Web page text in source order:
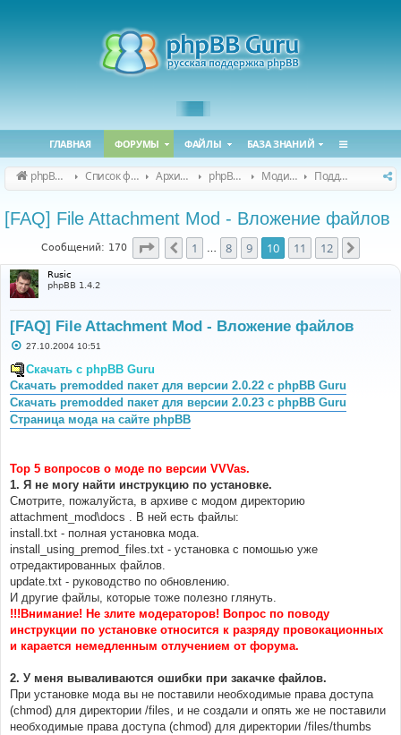
ГЛАВНАЯ ФОРУМЫ ФАЙЛЫ БАЗА ЗНАНИЙ
phpBB Guru Список форумов Архивные форумы phpBB 2.0.x (архив) Модификация phpBB 2.0.x Поддержка модов для phpBB 2.0.x
[FAQ] File Attachment Mod - Вложение файлов
Сообщений: 170 Страница10 из 12
Пред.
1 8 9 10 11 12
Rusic
phpBB 1.4.2
[FAQ] File Attachment Mod - Вложение файлов
С
о
б
щ
е
н
и
е
27.10.2004 10:51
Скачать с phpBB Guru
Скачать premodded пакет для версии 2.0.22 с phpBB Guru
Скачать premodded пакет для версии 2.0.23 с phpBB Guru
Страница мода на сайте phpBB
Top 5 вопросов о моде по версии VVVas.
1. Я не могу найти инструкцию по установке.
Смотрите, пожалуйста, в архиве с модом директорию
attachment_mod\docs . В ней есть файлы:
install.txt - полная установка мода.
install_using_premod_files.txt - установка с помошью уже
отредактированных файлов.
update.txt - руководство по обновлению.
И другие файлы, которые тоже полезно глянуть.
!!!Внимание! Не злите модераторов! Вопрос по поводу
инструкции по установке относится к разряду провокационных
и карается немедленным отлучением от форума.
2. У меня вываливаются ошибки при закачке файлов.
При установке мода вы не поставили необходимые права доступа
(chmod) для директории /files, и не создали и опять же не поставили
необходимые права доступа (chmod) для директории /files/thumbs